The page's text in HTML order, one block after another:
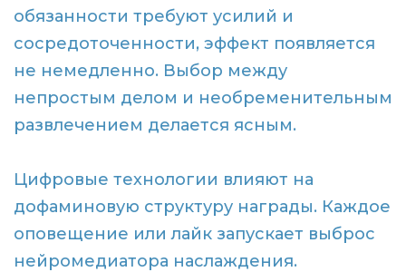
обязанности требуют усилий и
сосредоточенности, эффект появляется
не немедленно. Выбор между
непростым делом и необременительным
развлечением делается ясным.
Цифровые технологии влияют на
дофаминовую структуру награды. Каждое
оповещение или лайк запускает выброс
нейромедиатора наслаждения.